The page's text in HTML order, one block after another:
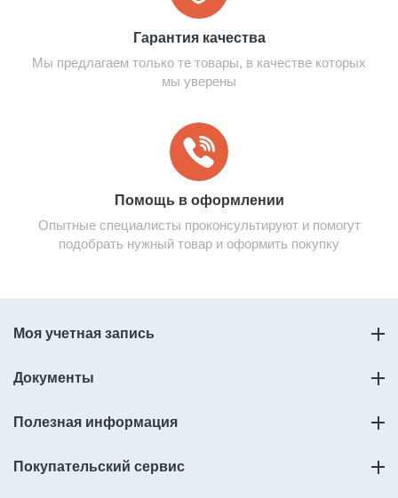
Гарантия качества
Мы предлагаем только те товары, в качестве которых
мы уверены
Помощь в оформлении
Опытные специалисты проконсультируют и помогут
подобрать нужный товар и оформить покупку
Моя учетная запись
Документы
Полезная информация
Покупательский сервис